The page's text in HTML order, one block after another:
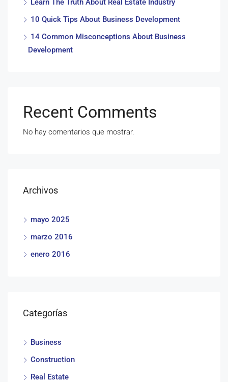
Learn The Truth About Real Estate Industry
10 Quick Tips About Business Development
14 Common Misconceptions About Business
Development
Recent Comments
No hay comentarios que mostrar.
Archivos
mayo 2025
marzo 2016
enero 2016
Categorías
Business
Construction
Real Estate